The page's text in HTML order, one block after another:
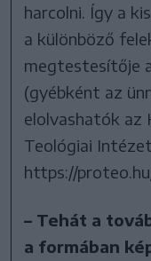
harcolni. Így a
a különböző
megtestesítője
(gyébként az
elolvashatók az
Teológiai
https://
– Tehát a
a formában